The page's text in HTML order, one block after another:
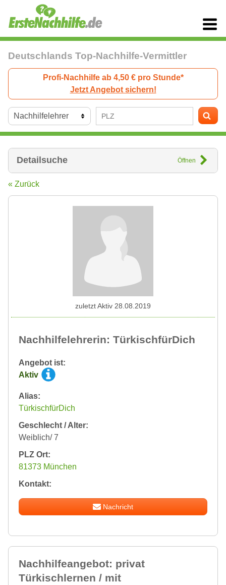
Deutschlands Top-Nachhilfe-Vermittler
Profi-Nachhilfe ab 4,50 € pro Stunde*
Jetzt Angebot sichern!
Detailsuche Öffnen
« Zurück
Nachhilfelehrerin: TürkischfürDich
Angebot ist:
Aktiv
Alias:
TürkischfürDich
Geschlecht / Alter:
Weiblich/ 7
PLZ Ort:
81373 München
Kontakt:
Nachricht
zuletzt Aktiv 28.08.2019
Nachhilfeangebot: privat
Türkischlernen / mit